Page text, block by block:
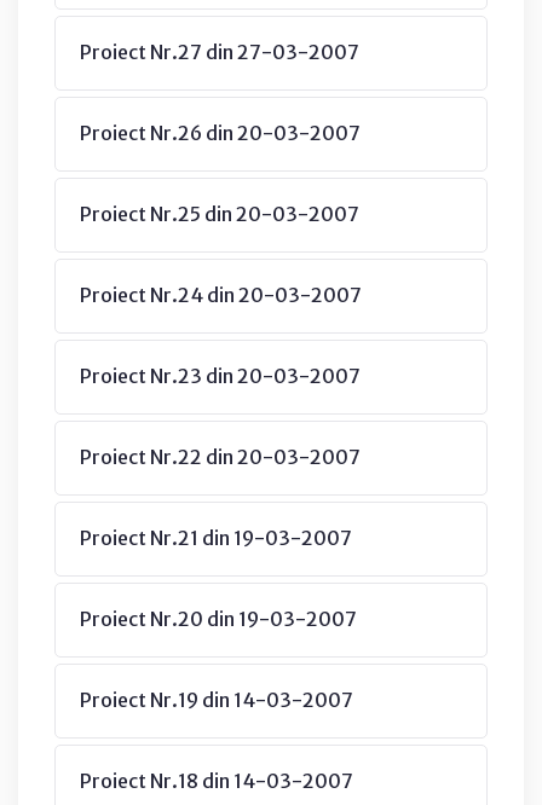
Proiect Nr.27 din 27-03-2007
Proiect Nr.26 din 20-03-2007
Proiect Nr.25 din 20-03-2007
Proiect Nr.24 din 20-03-2007
Proiect Nr.23 din 20-03-2007
Proiect Nr.22 din 20-03-2007
Proiect Nr.21 din 19-03-2007
Proiect Nr.20 din 19-03-2007
Proiect Nr.19 din 14-03-2007
Proiect Nr.18 din 14-03-2007